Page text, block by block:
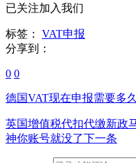
已关注加入我们
标签：
VAT申报
分享到：
0 0
德国VAT现在申报需要多
英国增值税代扣代缴新政
神你账号就没了下一条